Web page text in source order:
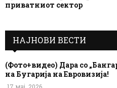
приватниот сектор
НАЈНОВИ ВЕСТИ
(Фото+видео) Дара со
на Бугарија на Евровизија!